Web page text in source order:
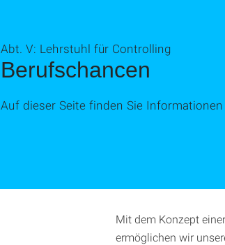
Berufschancen
Abt. V: Lehrstuhl für Controlling
Auf dieser Seite finden Sie
Mit dem Konzept einer
ermöglichen wir